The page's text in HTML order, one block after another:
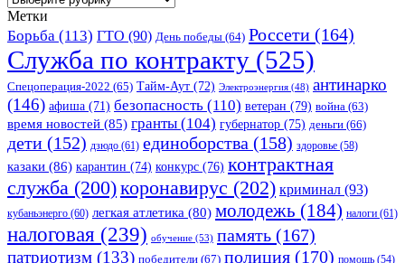
Метки
Борьба (113) ГТО (90) День победы (64) Россети (164)
Служба по контракту (525)
Спецоперация-2022 (65) Тайм-Аут (72) Электроэнергия (48) антинарко
(146) афиша (71) безопасность (110) ветеран (79) война (63)
время новостей (85) гранты (104) губернатор (75) деньги (66)
дети (152) дзюдо (61) единоборства (158) здоровье (58)
казаки (86) карантин (74) конкурс (76) контрактная
служба (200)коронавирус (202) криминал (93)
кубаньэнерго (60) легкая атлетика (80) молодежь (184) налоги (61)
налоговая (239) обучение (53) память (167)
патриотизм (133) победители (67) полиция (170) помощь (54)